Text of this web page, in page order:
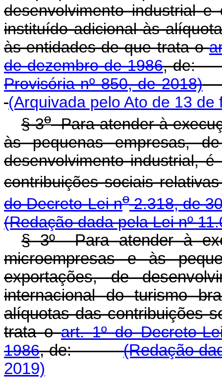
desenvolvimento industrial
instituído adicional às
às entidades de que trata o
de dezembro de 1986,
Provisória nº 850, de 2018)
(Arquivada pelo Ato de 13
§ 3oPara atender à
às pequenas empresas,
desenvolvimento industrial,
contribuições sociais
do Decreto-Lei no2.318, de
(Redação dada pela Lei nº
§ 3º Para atender à
microempresas e às
exportações, de
internacional do turismo
alíquotas das contribuições
trata oart. 1º do Decreto-
1986, de:(Redação
2019)